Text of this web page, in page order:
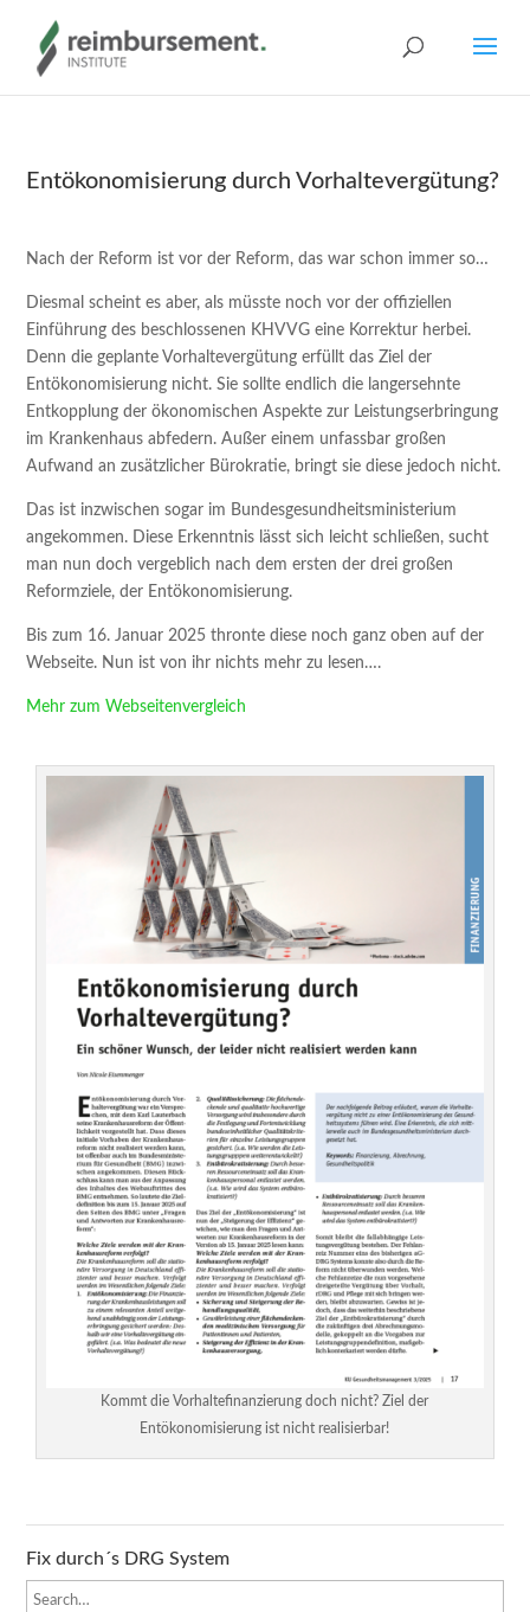
Entökonomisierung durch Vorhaltevergütung?
Nach der Reform ist vor der Reform, das war schon immer so…
Diesmal scheint es aber, als müsste noch vor der offiziellen
Einführung des beschlossenen KHVVG eine Korrektur herbei.
Denn die geplante Vorhaltevergütung erfüllt das Ziel der
Entökonomisierung nicht. Sie sollte endlich die langersehnte
Entkopplung der ökonomischen Aspekte zur Leistungserbringung
im Krankenhaus abfedern. Außer einem unfassbar großen
Aufwand an zusätzlicher Bürokratie, bringt sie diese jedoch nicht.
Das ist inzwischen sogar im Bundesgesundheitsministerium
angekommen. Diese Erkenntnis lässt sich leicht schließen, sucht
man nun doch vergeblich nach dem ersten der drei großen
Reformziele, der Entökonomisierung.
Bis zum 16. Januar 2025 thronte diese noch ganz oben auf der
Webseite. Nun ist von ihr nichts mehr zu lesen….
Mehr zum Webseitenvergleich
Kommt die Vorhaltefinanzierung doch nicht? Ziel der
Entökonomisierung ist nicht realisierbar!
Fix durch´s DRG System